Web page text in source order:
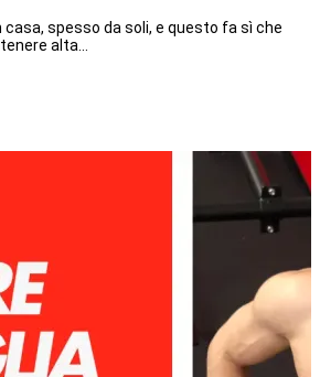
casa, spesso da soli, e questo fa sì che
alta…